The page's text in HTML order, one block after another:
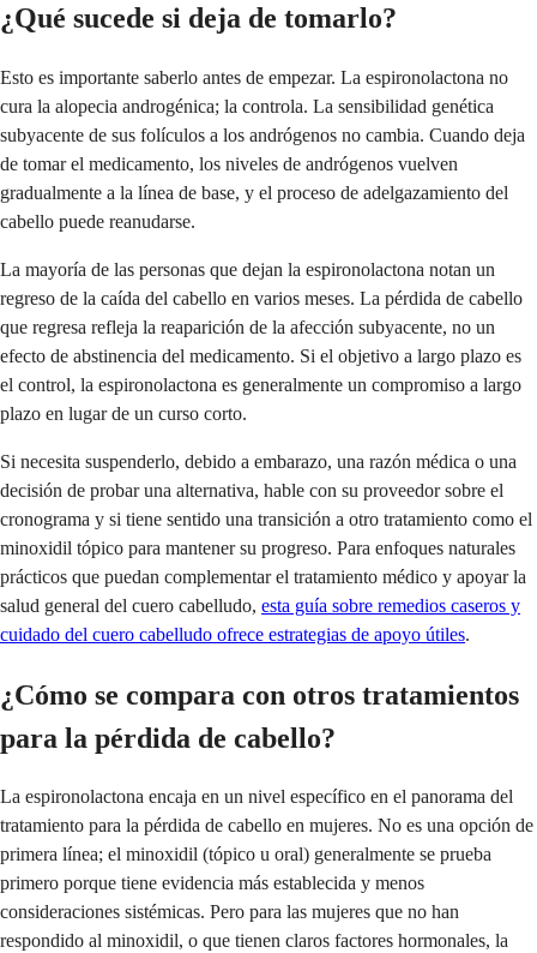
¿Qué sucede si deja de tomarlo?
Esto es importante saberlo antes de empezar. La espironolactona no
cura la alopecia androgénica; la controla. La sensibilidad genética
subyacente de sus folículos a los andrógenos no cambia. Cuando deja
de tomar el medicamento, los niveles de andrógenos vuelven
gradualmente a la línea de base, y el proceso de adelgazamiento del
cabello puede reanudarse.
La mayoría de las personas que dejan la espironolactona notan un
regreso de la caída del cabello en varios meses. La pérdida de cabello
que regresa refleja la reaparición de la afección subyacente, no un
efecto de abstinencia del medicamento. Si el objetivo a largo plazo es
el control, la espironolactona es generalmente un compromiso a largo
plazo en lugar de un curso corto.
Si necesita suspenderlo, debido a embarazo, una razón médica o una
decisión de probar una alternativa, hable con su proveedor sobre el
cronograma y si tiene sentido una transición a otro tratamiento como el
minoxidil tópico para mantener su progreso. Para enfoques naturales
prácticos que puedan complementar el tratamiento médico y apoyar la
salud general del cuero cabelludo, esta guía sobre remedios caseros y
cuidado del cuero cabelludo ofrece estrategias de apoyo útiles.
¿Cómo se compara con otros tratamientos
para la pérdida de cabello?
La espironolactona encaja en un nivel específico en el panorama del
tratamiento para la pérdida de cabello en mujeres. No es una opción de
primera línea; el minoxidil (tópico u oral) generalmente se prueba
primero porque tiene evidencia más establecida y menos
consideraciones sistémicas. Pero para las mujeres que no han
respondido al minoxidil, o que tienen claros factores hormonales, la